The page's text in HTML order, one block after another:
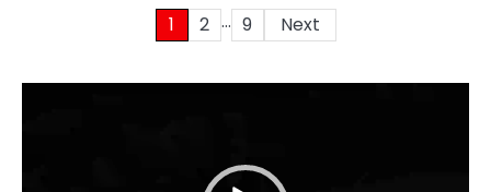
1 2 … 9 Next